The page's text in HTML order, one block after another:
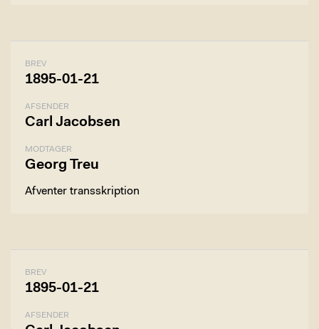
BREV
1895-01-21
AFSENDER
Carl Jacobsen
MODTAGER
Georg Treu
Afventer transskription
BREV
1895-01-21
AFSENDER